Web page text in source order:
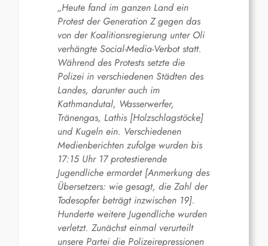
„Heute fandim ganzen Land ein
Protest der Generation Z gegen das
von der Koalitionsregierung unter Oli
verhängte Social-Media-Verbot statt.
Während des Protests setzte die
Polizei in verschiedenen Städten des
Landes, darunter auch im
Kathmandutal, Wasserwerfer,
Tränengas, Lathis [Holzschlagstöcke]
und Kugeln ein. Verschiedenen
Medienberichten zufolge wurden bis
17:15 Uhr 17 protestierende
Jugendliche ermordet [Anmerkung des
Übersetzers: wie gesagt, die Zahl der
Todesopfer beträgt inzwischen 19].
Hunderte weitere Jugendliche wurden
verletzt. Zunächst einmal verurteilt
unsere Partei die Polizeirepressionen